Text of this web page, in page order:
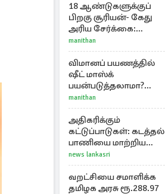
18 ஆண்டுகளுக்குப்
பிறகு சூரியன்- கேது
அரிய சேர்க்கை:
அதிர்ஷ்டம் பெறும் 3
ராசிகள்!
manithan
விமானப் பயணத்தில்
ஷீட் மாஸ்க்
பயன்படுத்தலாமா?
திரிஷாவின் வைரல்
செல்ஃபிக்கு மருத்துவர்
விளக்கம்
manithan
அதிகரிக்கும்
கட்டுப்பாடுகள்: கடத்தல்
பாணியை மாற்றிய
ஆட்கடத்தல்காரர்கள்
news lankasri
வறட்சியை சமாளிக்க
தமிழக அரசு ரூ.288.97